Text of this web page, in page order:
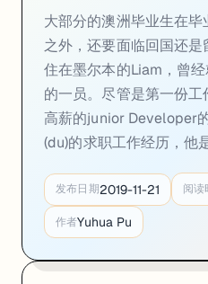
1. Michael你之前就读于哪所大学什
我是在Monash读的Bachelor of IT。
2. 你在哪一年毕业的呢？
2018年年底毕业的。
3. 你在读本科的时候成绩怎么样？
不怎么样，保P求C，GPA2.0左右。
大部分的澳洲毕业生在
之外，还要面临回国还是
住在墨尔本的Liam，曾
的一员。尽管是第一份
高薪的junior Developer
(du)的求职工作经历，他
发布日期2019-11-21 阅读
作者Yuhua Pu